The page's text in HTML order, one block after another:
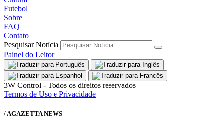
Futebol
Sobre
FAQ
Contato
Pesquisar Notícia
Painel do Leitor
3W Control - Todos os direitos reservados
Termos de Uso e Privacidade
/ AGAZETTA NEWS